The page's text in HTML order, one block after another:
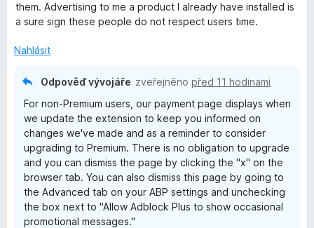
5
z
them. Advertising to me a product I already have installed is
a sure sign these people do not respect users time.
Nahlásit
Odpověď vývojáře zveřejněno před 11 hodinami
For non-Premium users, our payment page displays when
we update the extension to keep you informed on
changes we've made and as a reminder to consider
upgrading to Premium. There is no obligation to upgrade
and you can dismiss the page by clicking the "x" on the
browser tab. You can also dismiss this page by going to
the Advanced tab on your ABP settings and unchecking
the box next to "Allow Adblock Plus to show occasional
promotional messages."